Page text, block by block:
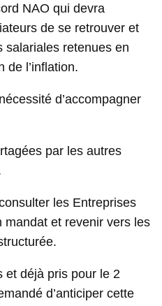
NAO qui devra
de se retrouver et
salariales retenues en
de l’inflation.
d’accompagner
par les autres
les Entreprises
mandat et revenir vers les
et déjà pris pour le 2
d’anticiper cette